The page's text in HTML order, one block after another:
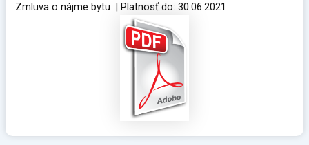
Zmluva o nájme bytu | Platnosť do: 30.06.2021